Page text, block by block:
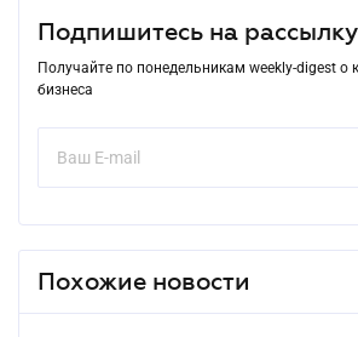
Подпишитесь на рассылку
Получайте по понедельникам weekly-digest о
бизнеса
Похожие новости